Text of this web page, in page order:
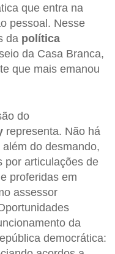
que entra na
pessoal. Nesse
da política
da Casa Branca,
que mais emanou
do
representa. Não há
do desmando,
por articulações de
proferidas em
assessor
da
democrática: